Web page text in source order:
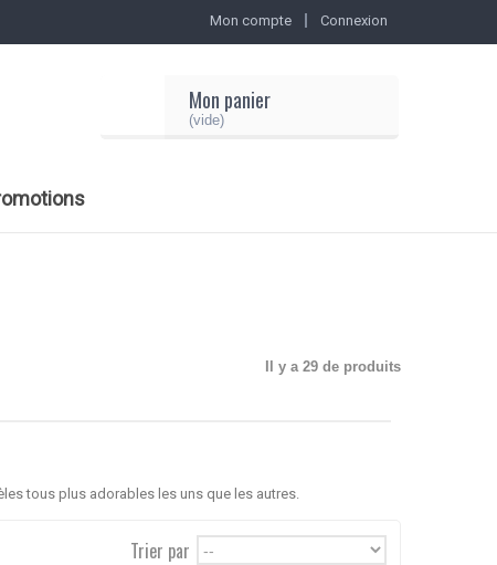
Mon compte Connexion
Mon panier
(vide)
Il y a 29 de produits
tous plus adorables les uns que les autres.
Trier par --